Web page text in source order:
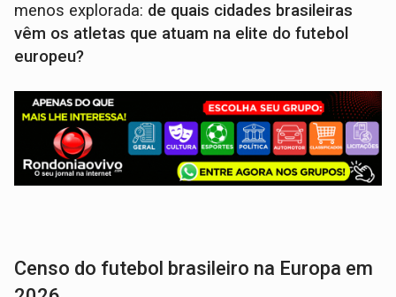
menos explorada: de quais cidades brasileiras
vêm os atletas que atuam na elite do futebol
europeu?
Censo do futebol brasileiro na Europa em